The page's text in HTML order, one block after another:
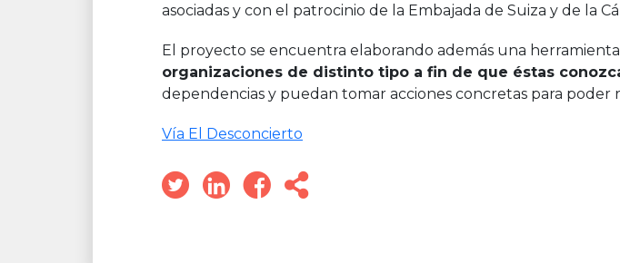
asociadas y con el patrocinio de la Embajada de Suiza y de la
El proyecto se encuentra elaborando además una
organizaciones de distinto tipo a fin de que éstas
dependencias y puedan tomar acciones concretas para poder
Vía El Desconcierto